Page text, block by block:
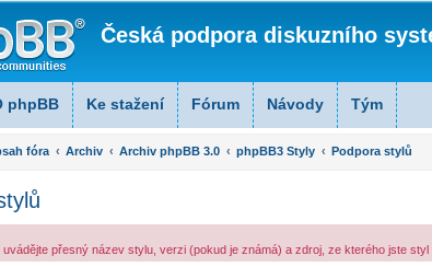
Česká podpora diskuzního
phpBB Ke stažení Fórum Návody Tým
fóra Archiv Archiv phpBB 3.0 phpBB3 Styly Podpora stylů
uvádějte přesný název stylu, verzi (pokud je známá) a zdroj, ze kterého jste styl